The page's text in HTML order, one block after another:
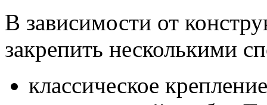
В зависимости от
закрепить несколькими
классическое